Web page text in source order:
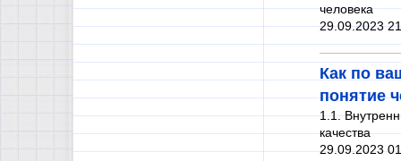
человека
29.09.2023
Как по
понятие
1.1.
качества
29.09.2023